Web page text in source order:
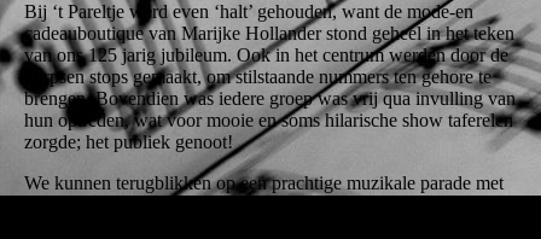
Bij ‘t Pareltje werd even ‘halt’ gehouden, want de mode-en
cadeauboutique van Marijke Hollander stond geheel in het teken
van ons 125 jarig jubileum. Ook in het centrum werden door de
korpsen stops gemaakt, om stilstaande nummers ten gehore te
brengen. Bovendien was iedere groep was vrij qua invulling van
hun optreden, wat voor mooie en soms hilarische show taferelen
zorgde; het publiek genoot!
We kunnen terugblikken op een prachtige muzikale parade met